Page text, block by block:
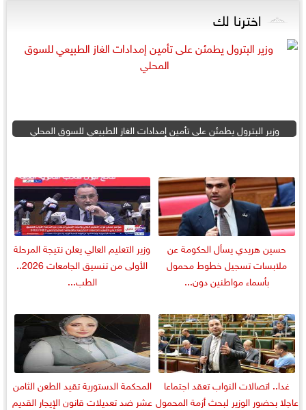
اخترنا لك
وزير البترول يطمئن على تأمين إمدادات الغاز الطبيعي للسوق المحلي
حسين هريدي يسأل الحكومة عن
ملابسات تسجيل خطوط محمول
بأسماء مواطنين دون...
وزير التعليم العالي يعلن نتيجة المرحلة
الأولى من تنسيق الجامعات 2026..
الطب...
غدا.. اتصالات النواب تعقد اجتماعا
عاجلا بحضور الوزير لبحث أزمة المحمول
المحكمة الدستورية تقيد الطعن الثامن
عشر ضد تعديلات قانون الإيجار القديم